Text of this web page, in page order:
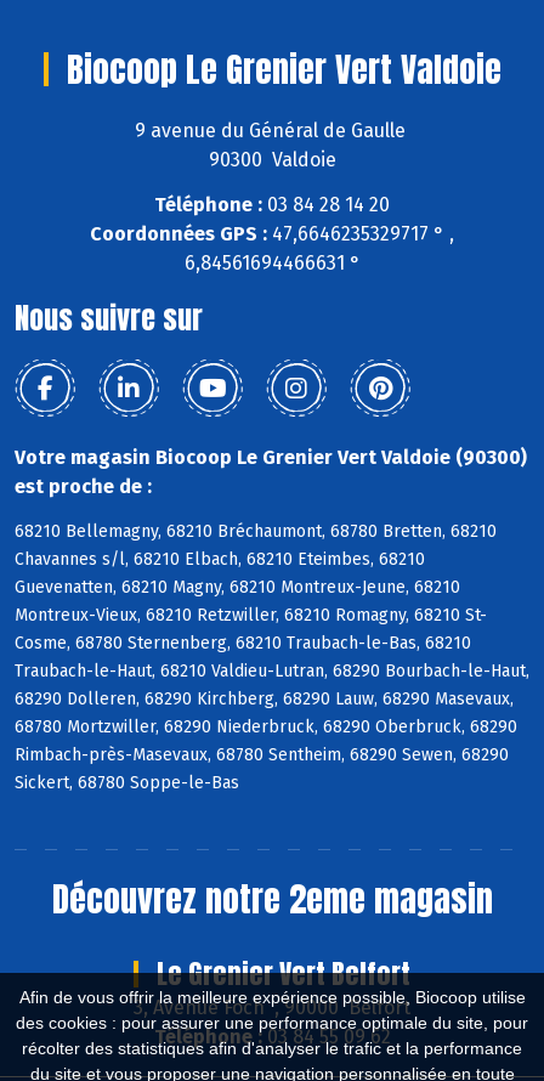
Afin de vous offrir la meilleure expérience possible, Biocoop utilise
des cookies : pour assurer une performance optimale du site, pour
récolter des statistiques afin d'analyser le trafic et la performance
du site et vous proposer une navigation personnalisée en toute
Biocoop Le Grenier Vert Valdoie
9 avenue du Général de Gaulle
90300 Valdoie
Téléphone : 03 84 28 14 20
Coordonnées GPS : 47,6646235329717 ° ,
6,84561694466631 °
Nous suivre sur
Votre magasin Biocoop Le Grenier Vert Valdoie (90300)
est proche de :
68210 Bellemagny, 68210 Bréchaumont, 68780 Bretten, 68210
Chavannes s/l, 68210 Elbach, 68210 Eteimbes, 68210
Guevenatten, 68210 Magny, 68210 Montreux-Jeune, 68210
Montreux-Vieux, 68210 Retzwiller, 68210 Romagny, 68210 St-
Cosme, 68780 Sternenberg, 68210 Traubach-le-Bas, 68210
Traubach-le-Haut, 68210 Valdieu-Lutran, 68290 Bourbach-le-Haut,
68290 Dolleren, 68290 Kirchberg, 68290 Lauw, 68290 Masevaux,
68780 Mortzwiller, 68290 Niederbruck, 68290 Oberbruck, 68290
Rimbach-près-Masevaux, 68780 Sentheim, 68290 Sewen, 68290
Sickert, 68780 Soppe-le-Bas
Découvrez notre 2eme magasin
Le Grenier Vert Belfort
3, Avenue Foch , 90000 Belfort
Téléphone :03 84 55 09 62